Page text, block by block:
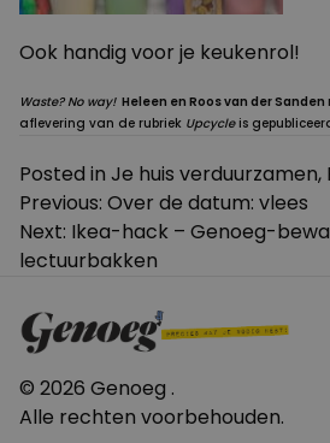
Ook handig voor je keukenrol!
Waste? No way! Heleen en Roos van der Sanden
aflevering van de rubriek Upcycleis
Posted in Je huis verduurzamen,
Bericht
navigatie
Previous: Over de datum: vlees
Next: Ikea-hack – Genoeg-
lectuurbakken
© 2026 Genoeg .
Alle rechten voorbehouden.